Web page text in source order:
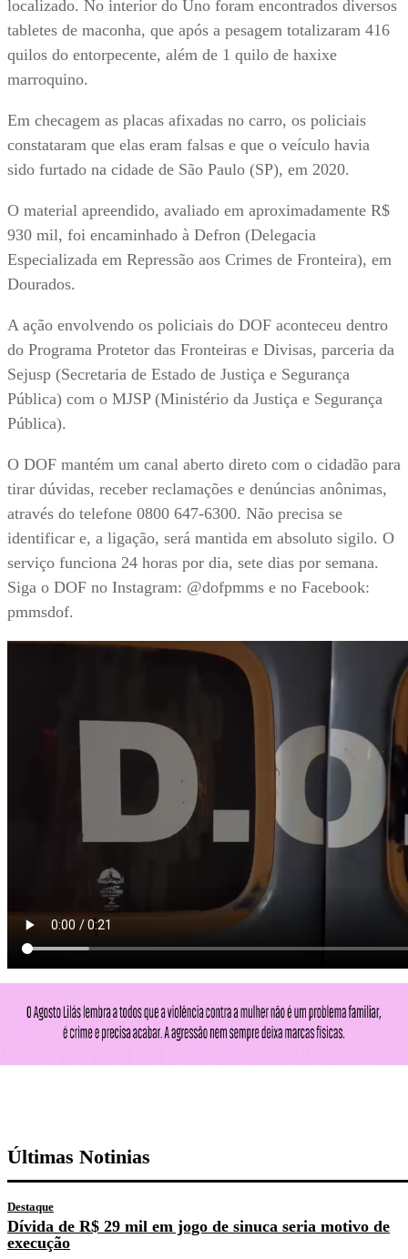
localizado. No interior do Uno foram encontrados diversos
tabletes de maconha, que após a pesagem totalizaram 416
quilos do entorpecente, além de 1 quilo de haxixe
marroquino.
Em checagem as placas afixadas no carro, os policiais
constataram que elas eram falsas e que o veículo havia
sido furtado na cidade de São Paulo (SP), em 2020.
O material apreendido, avaliado em aproximadamente R$
930 mil, foi encaminhado à Defron (Delegacia
Especializada em Repressão aos Crimes de Fronteira), em
Dourados.
A ação envolvendo os policiais do DOF aconteceu dentro
do Programa Protetor das Fronteiras e Divisas, parceria da
Sejusp (Secretaria de Estado de Justiça e Segurança
Pública) com o MJSP (Ministério da Justiça e Segurança
Pública).
O DOF mantém um canal aberto direto com o cidadão para
tirar dúvidas, receber reclamações e denúncias anônimas,
através do telefone 0800 647-6300. Não precisa se
identificar e, a ligação, será mantida em absoluto sigilo. O
serviço funciona 24 horas por dia, sete dias por semana.
Siga o DOF no Instagram: @dofpmms e no Facebook:
pmmsdof.
Últimas Notinias
Destaque
Dívida de R$ 29 mil em jogo de sinuca seria motivo de
execução